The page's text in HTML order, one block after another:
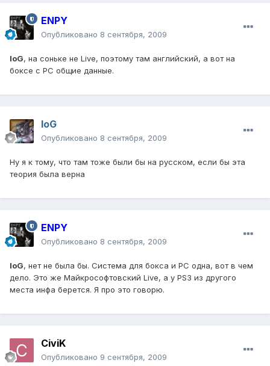
ENPY
Опубликовано 8 сентября, 2009
IoG, на соньке не Live, поэтому там английский, а вот на
боксе с PC общие данные.
IoG
Опубликовано 8 сентября, 2009
Ну я к тому, что там тоже были бы на русском, если бы эта
теория была верна
ENPY
Опубликовано 8 сентября, 2009
IoG, нет не была бы. Система для бокса и PC одна, вот в чем
дело. Это же Майкрософтовский Live, а у PS3 из другого
места инфа берется. Я про это говорю.
CiviK
Опубликовано 9 сентября, 2009